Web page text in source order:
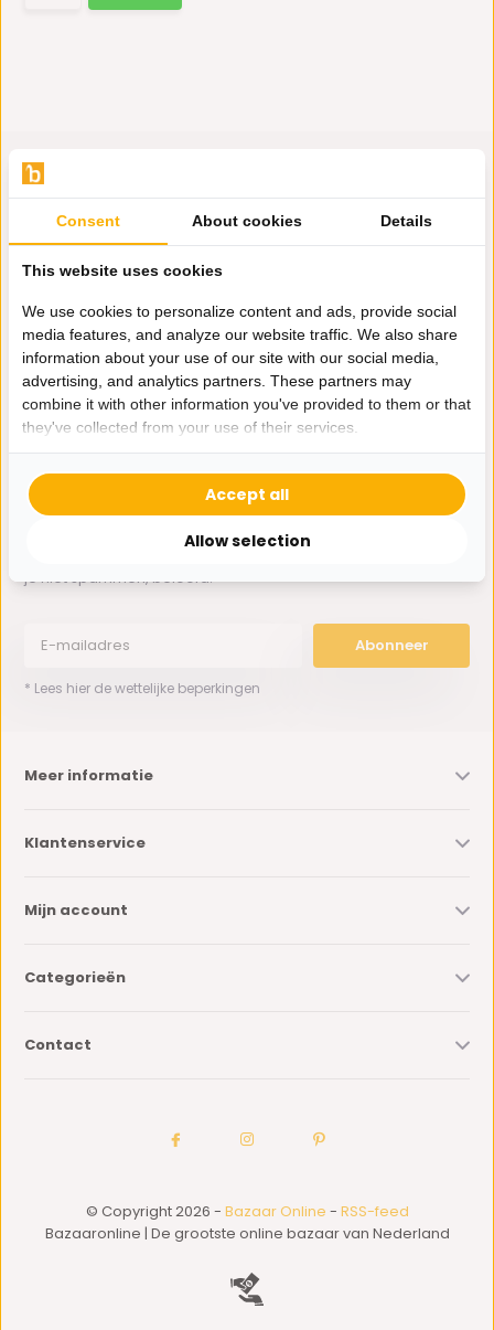
Hulp nodig?
Wij zitten voor je klaar.
Whatsapp ons
0162-231130
klantenservice@bazaaronline.nl
Ontvang de nieuwste aanbiedingen en promoties. We zullen
je niet spammen, beloofd.
Abonneer
* Lees hier de wettelijke beperkingen
Meer informatie
Klantenservice
Mijn account
Categorieën
Contact
© Copyright 2026 - Bazaar Online - RSS-feed
Bazaaronline | De grootste online bazaar van Nederland
Consent About cookies Details
This website uses cookies
We use cookies to personalize content and ads, provide social
media features, and analyze our website traffic. We also share
information about your use of our site with our social media,
advertising, and analytics partners. These partners may
combine it with other information you've provided to them or that
they've collected from your use of their services.
Allow selection
Accept all